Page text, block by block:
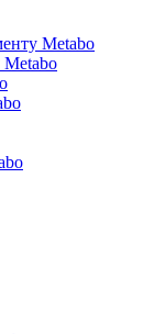
Metabo
Metabo